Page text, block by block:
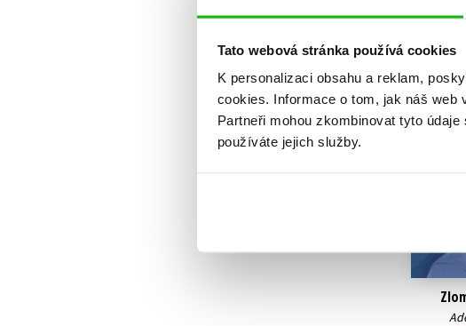
Tato webová stránka používá cookies
K personalizaci obsahu a reklam,
cookies. Informace o tom, jak náš
Partneři mohou zkombinovat tyto
používáte jejich služby.